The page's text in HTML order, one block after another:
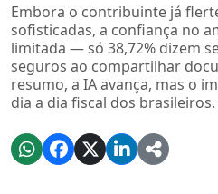
Embora o contribuinte já
sofisticadas, a confiança no
limitada — só 38,72% dizem
seguros ao compartilhar
resumo, a IA avança, mas o
dia a dia fiscal dos brasileiros.